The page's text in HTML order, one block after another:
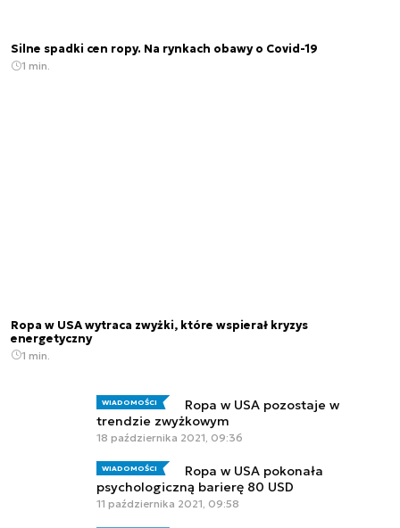
Silne spadki cen ropy. Na rynkach obawy o Covid-19
1 min.
Ropa w USA wytraca zwyżki, które wspierał kryzys
energetyczny
1 min.
WIADOMOŚCI
Ropa w USA pozostaje w
trendzie zwyżkowym
18 października 2021, 09:36
WIADOMOŚCI
Ropa w USA pokonała
psychologiczną barierę 80 USD
11 października 2021, 09:58